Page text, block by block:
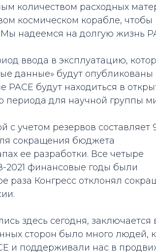
количеством расходных
космическом корабле, чтобы
надеемся на долгую жизнь
ввода в эксплуатацию,
данные» будут опубликованы
будут находиться в
периода для научной группы
с учетом резервов составляет
сокращения бюджета
ее разработки. Все четыре
финансовые годы были
раза Конгресс отклонял
здесь сегодня, заключается
сторон было много людей,
и поддерживали нас в